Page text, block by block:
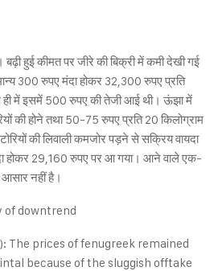
हुई कीमत पर जीरे की बिक्री में कमी देखी गई
300 रुपए मंदा होकर 32,300 रुपए प्रति
में इसमें 500 रुपए की तेजी आई थी। ऊंझा में
की होने तथा 50-75 रुपए प्रति 20 किलोग्राम
की लिवाली कमजोर पड़ने से सक्रिय वायदा
होकर 29,160 रुपए पर आ गया। आने वाले एक-
आसार नहीं है।
of downtrend
The prices of fenugreek remained
because of the sluggish offtake